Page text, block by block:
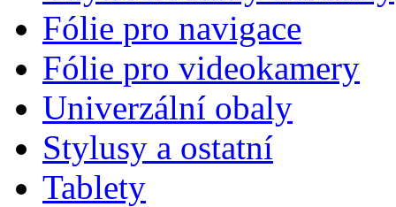
Fólie pro navigace
Fólie pro videokamery
Univerzální obaly
Stylusy a ostatní
Tablety